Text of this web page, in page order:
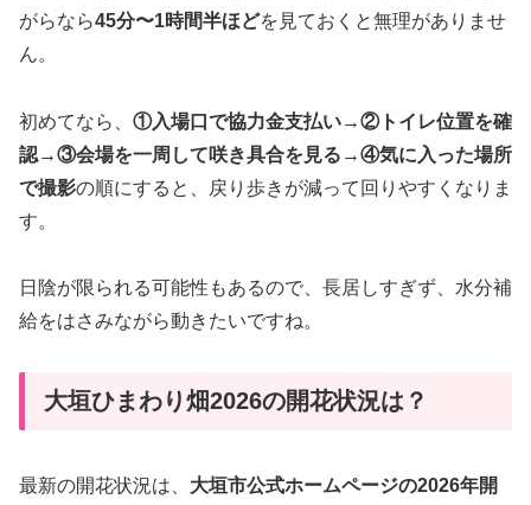
がらなら45分〜1時間半ほどを見ておくと無理がありませ
ん。
初めてなら、 ①入場口で協力金支払い→②トイレ位置を確
認→③会場を一周して咲き具合を見る→④気に入った場所
で撮影の順にすると、戻り歩きが減って回りやすくなりま
す。
日陰が限られる可能性もあるので、長居しすぎず、水分補
給をはさみながら動きたいですね。
大垣ひまわり畑2026の開花状況は？
最新の開花状況は、 大垣市公式ホームページの2026年開